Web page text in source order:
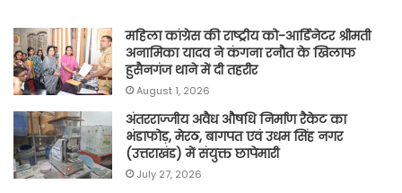
महिला कांग्रेस की राष्ट्रीय को-आर्डिनेटर श्रीमती
अनामिका यादव ने कंगना रनौत के खिलाफ
हुसैनगंज थाने में दी तहरीर
August 1, 2026
अंतरराज्जीय अवैध औषधि निर्माण रैकेट का
भंडाफोड़, मेरठ, बागपत एवं उधम सिंह नगर
(उत्तराखंड) में संयुक्त छापेमारी
July 27, 2026